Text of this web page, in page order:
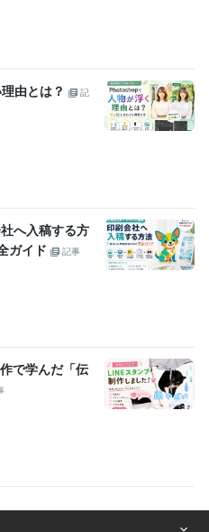
由とは？
記
へ入稿する方
ガイド
記事
で学んだ「伝